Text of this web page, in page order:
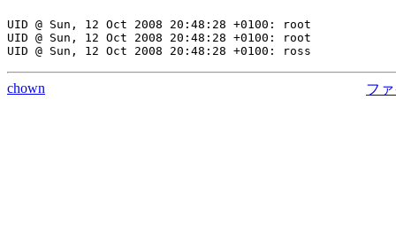
UID @ Sun, 12 Oct 2008 20:48:28 +0100: root
UID @ Sun, 12 Oct 2008 20:48:28 +0100: root
chown フ